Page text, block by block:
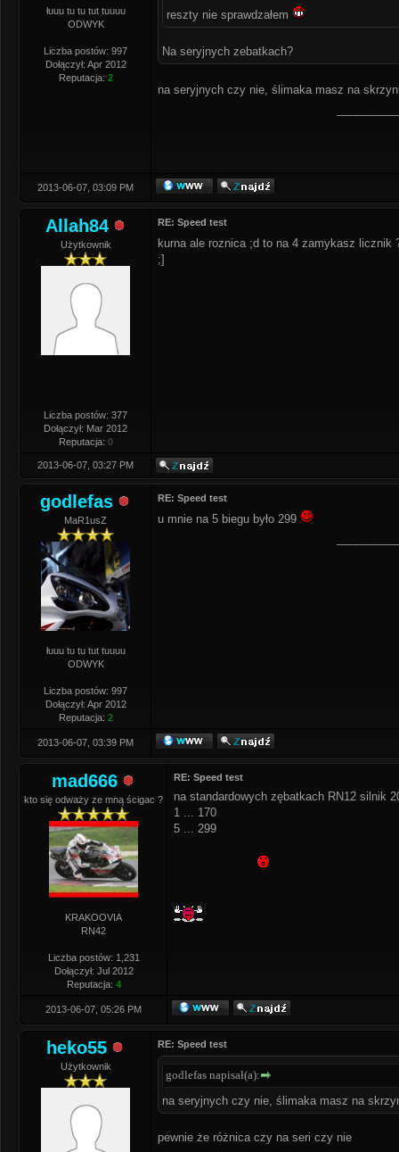
łuuu tu tu tut tuuuu
ODWYK
Liczba postów: 997
Dołączył: Apr 2012
Reputacja: 2
reszty nie sprawdzałem
Na seryjnych zebatkach?
na seryjnych czy nie, ślimaka masz na
2013-06-07, 03:09 PM
Allah84
Użytkownik
Liczba postów: 377
Dołączył: Mar 2012
Reputacja: 0
RE: Speed test
kurna ale roznica ;d to na 4 zamykasz licznik
;]
2013-06-07, 03:27 PM
godlefas
MaR1usZ
łuuu tu tu tut tuuuu
ODWYK
Liczba postów: 997
Dołączył: Apr 2012
Reputacja: 2
RE: Speed test
u mnie na 5 biegu było 299
2013-06-07, 03:39 PM
mad666
kto się odważy ze mną ścigac ?
KRAKOOVIA
RN42
Liczba postów: 1,231
Dołączył: Jul 2012
Reputacja: 4
RE: Speed test
na standardowych zębatkach RN12 silnik
1 ... 170
5 ... 299
2013-06-07, 05:26 PM
heko55
Użytkownik
RE: Speed test
godlefas napisał(a):
na seryjnych czy nie, ślimaka masz na
pewnie że różnica czy na seri czy nie